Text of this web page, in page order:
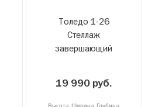
Толедо 1-26
Стеллаж
завершающий
19 990 руб.
Высота Ширина Глубина